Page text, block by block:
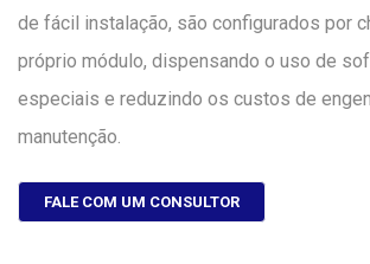
de fácil instalação, são configurados por
próprio módulo, dispensando o uso de
especiais e reduzindo os custos de
manutenção.
FALE COM UM CONSULTOR